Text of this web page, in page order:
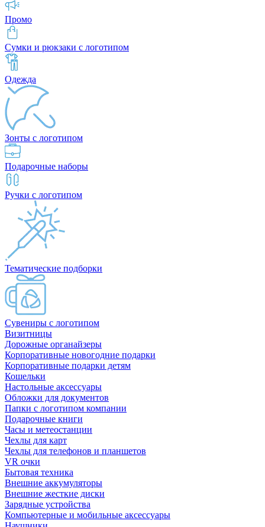
Промо
Сумки и рюкзаки с логотипом
Одежда
Зонты с логотипом
Подарочные наборы
Ручки с логотипом
Тематические подборки
Сувениры с логотипом
Визитницы
Дорожные органайзеры
Корпоративные новогодние подарки
Корпоративные подарки детям
Кошельки
Настольные аксессуары
Обложки для документов
Папки с логотипом компании
Подарочные книги
Часы и метеостанции
Чехлы для карт
Чехлы для телефонов и планшетов
VR очки
Бытовая техника
Внешние аккумуляторы
Внешние жесткие диски
Зарядные устройства
Компьютерные и мобильные аксессуары